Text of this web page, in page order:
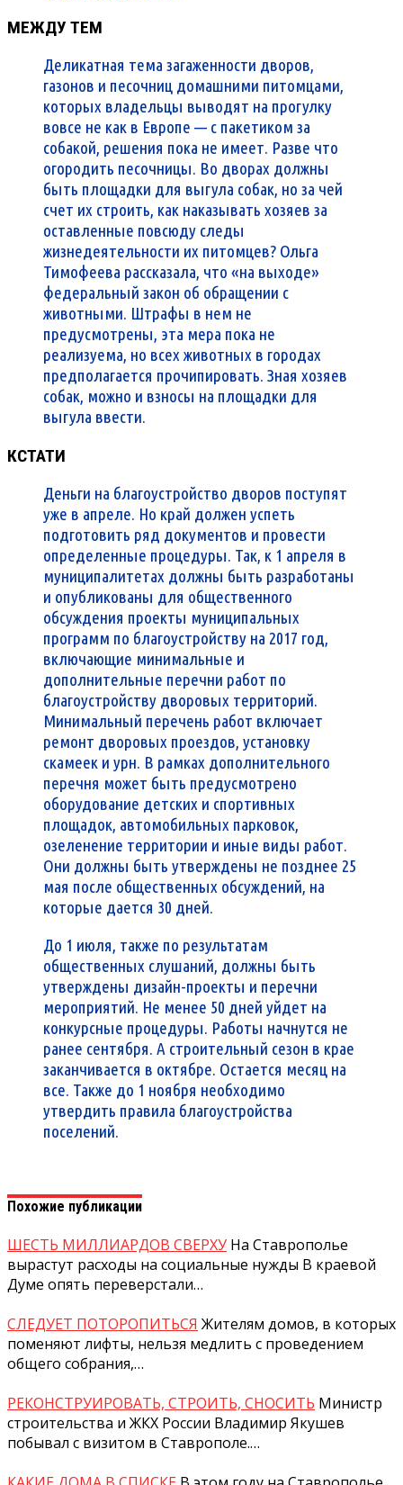
МЕЖДУ ТЕМ
Деликатная тема загаженности дворов,
газонов и песочниц домашними питомцами,
которых владельцы выводят на прогулку
вовсе не как в Европе — с пакетиком за
собакой, решения пока не имеет. Разве что
огородить песочницы. Во дворах должны
быть площадки для выгула собак, но за чей
счет их строить, как наказывать хозяев за
оставленные повсюду следы
жизнедеятельности их питомцев? Ольга
Тимофеева рассказала, что «на выходе»
федеральный закон об обращении с
животными. Штрафы в нем не
предусмотрены, эта мера пока не
реализуема, но всех животных в городах
предполагается прочипировать. Зная хозяев
собак, можно и взносы на площадки для
выгула ввести.
КСТАТИ
Деньги на благоустройство дворов поступят
уже в апреле. Но край должен успеть
подготовить ряд документов и провести
определенные процедуры. Так, к 1 апреля в
муниципалитетах должны быть разработаны
и опубликованы для общественного
обсуждения проекты муниципальных
программ по благоустройству на 2017 год,
включающие минимальные и
дополнительные перечни работ по
благоустройству дворовых территорий.
Минимальный перечень работ включает
ремонт дворовых проездов, установку
скамеек и урн. В рамках дополнительного
перечня может быть предусмотрено
оборудование детских и спортивных
площадок, автомобильных парковок,
озеленение территории и иные виды работ.
Они должны быть утверждены не позднее 25
мая после общественных обсуждений, на
которые дается 30 дней.
До 1 июля, также по результатам
общественных слушаний, должны быть
утверждены дизайн-проекты и перечни
мероприятий. Не менее 50 дней уйдет на
конкурсные процедуры. Работы начнутся не
ранее сентября. А строительный сезон в крае
заканчивается в октябре. Остается месяц на
все. Также до 1 ноября необходимо
утвердить правила благоустройства
поселений.
Похожие публикации
ШЕСТЬ МИЛЛИАРДОВ СВЕРХУ На Ставрополье
вырастут расходы на социальные нужды В краевой
Думе опять переверстали…
СЛЕДУЕТ ПОТОРОПИТЬСЯ Жителям домов, в которых
поменяют лифты, нельзя медлить с проведением
общего собрания,…
РЕКОНСТРУИРОВАТЬ, СТРОИТЬ, СНОСИТЬ Министр
строительства и ЖКХ России Владимир Якушев
побывал с визитом в Ставрополе.…